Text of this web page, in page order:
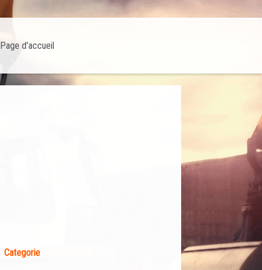
Page d'accueil
Categorie